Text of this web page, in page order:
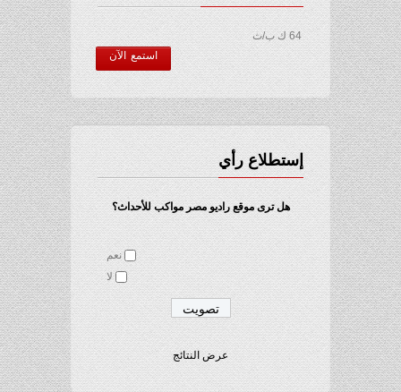
64 ك ب/ث
استمع الآن
إستطلاع رأي
هل ترى موقع راديو مصر مواكب للأحداث؟
نعم
لا
عرض النتائج